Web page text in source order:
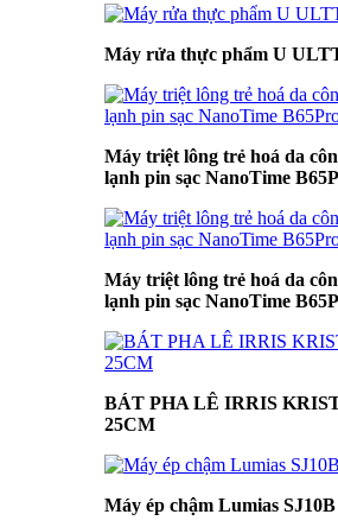
Máy rửa thực phẩm U
Máy triệt lông trẻ hoá da
lạnh pin sạc NanoTime
Máy triệt lông trẻ hoá da
lạnh pin sạc NanoTime
BÁT PHA LÊ IRRIS
25CM
Máy ép chậm Lumias